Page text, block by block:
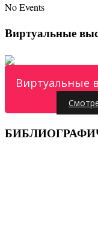
No Events
Виртуальные
Виртуальные